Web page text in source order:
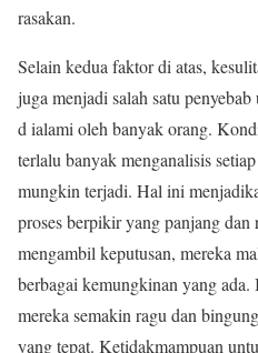
rasakan.
Selain kedua faktor di atas,
juga menjadi salah satu
d ialami oleh banyak orang.
terlalu banyak menganalisis
mungkin terjadi. Hal ini
proses berpikir yang panjang dan
mengambil keputusan, mereka
berbagai kemungkinan yang
mereka semakin ragu dan
yang tepat. Ketidakmampuan